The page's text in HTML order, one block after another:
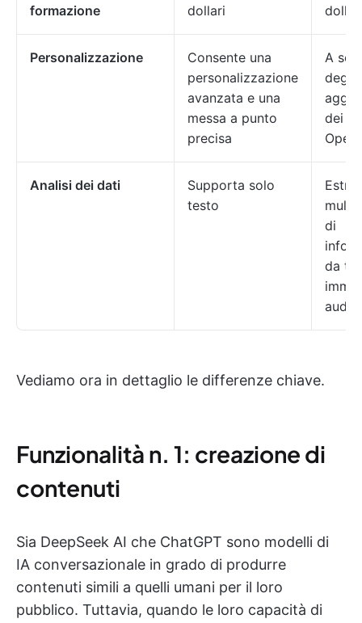
formazione
dollari
dollari
Personalizzazione
Consente una
personalizzazione
avanzata e una
messa a punto
precisa
A
degli
dei
Open
Analisi dei dati
Supporta solo
testo
di
da
audio
Vediamo ora in dettaglio le differenze chiave.
Funzionalità n. 1: creazione di
contenuti
Sia DeepSeek AI che ChatGPT sono modelli di
IA conversazionale in grado di produrre
contenuti simili a quelli umani per il loro
pubblico. Tuttavia, quando le loro capacità di